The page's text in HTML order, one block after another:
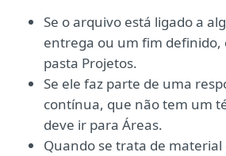
Se o arquivo está ligado a
entrega ou um fim definido,
pasta Projetos.
Se ele faz parte de uma
contínua, que não tem um
deve ir para Áreas.
Quando se trata de material